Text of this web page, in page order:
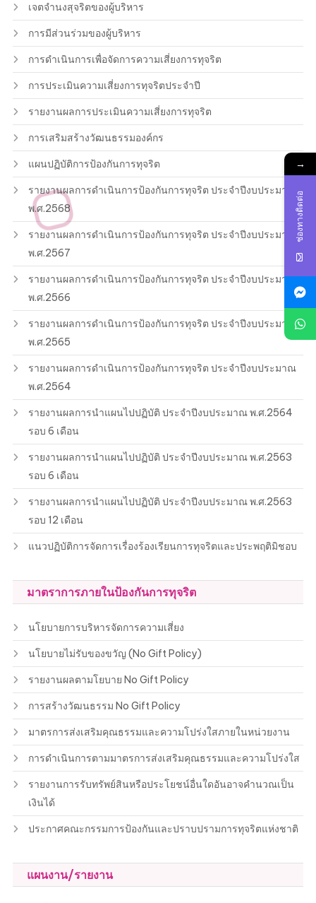
เจตจำนงสุจริตของผู้บริหาร
การมีส่วนร่วมของผู้บริหาร
การดำเนินการเพื่อจัดการความเสี่ยงการทุจริต
การประเมินความเสี่ยงการทุจริตประจำปี
รายงานผลการประเมินความเสี่ยงการทุจริต
การเสริมสร้างวัฒนธรรมองค์กร
แผนปฏิบัติการป้องกันการทุจริต
รายงานผลการดำเนินการป้องกันการทุจริต ประจำปีงบประมาณ
พ.ศ.2568
รายงานผลการดำเนินการป้องกันการทุจริต ประจำปีงบประมาณ
พ.ศ.2567
รายงานผลการดำเนินการป้องกันการทุจริต ประจำปีงบประมาณ
พ.ศ.2566
รายงานผลการดำเนินการป้องกันการทุจริต ประจำปีงบประมาณ
พ.ศ.2565
รายงานผลการดำเนินการป้องกันการทุจริต ประจำปีงบประมาณ
พ.ศ.2564
รายงานผลการนำแผนไปปฏิบัติ ประจำปีงบประมาณ พ.ศ.2564
รอบ 6 เดือน
รายงานผลการนำแผนไปปฏิบัติ ประจำปีงบประมาณ พ.ศ.2563
รอบ 6 เดือน
รายงานผลการนำแผนไปปฏิบัติ ประจำปีงบประมาณ พ.ศ.2563
รอบ 12 เดือน
แนวปฏิบัติการจัดการเรื่องร้องเรียนการทุจริตและประพฤติมิชอบ
มาตราการภายในป้องกันการทุจริต
นโยบายการบริหารจัดการความเสี่ยง
นโยบายไม่รับของขวัญ (No Gift Policy)
รายงานผลตามโยบาย No Gift Policy
การสร้างวัฒนธรรม No Gift Policy
มาตรการส่งเสริมคุณธรรมและความโปร่งใสภายในหน่วยงาน
การดำเนินการตามมาตรการส่งเสริมคุณธรรมและความโปร่งใส
รายงานการรับทรัพย์สินหรือประโยชน์อื่นใดอันอาจคำนวณเป็น
เงินได้
ประกาศคณะกรรมการป้องกันและปราบปรามการทุจริตแห่งชาติ
แผนงาน/รายงาน
→
ช่องทางติดต่อ